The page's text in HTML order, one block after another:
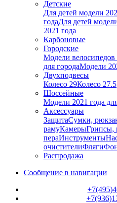
Детские
Для детей модели
годаДля детей
2021 года
Карбоновые
Городские
Модели велосипедов
для городаМодели
Двухподвесы
Колесо 29Колесо 27.5
Шоссейные
Модели 2021 года
Аксессуары
ЗащитаСумки,
рамуКамерыГрипсы,
пераИнструменты
очистителиФляги
Распродажа
Сообщение в навигации